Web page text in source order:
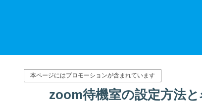
本ページにはプロモーションが含まれています
zoom待機室の設定方法